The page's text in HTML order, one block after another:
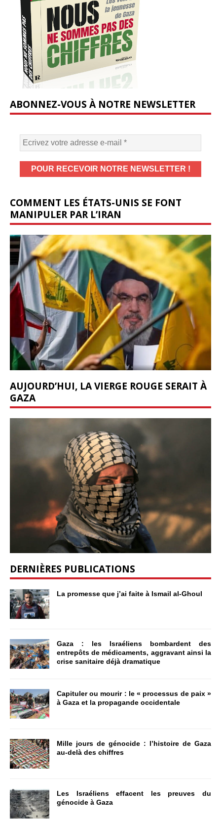
ABONNEZ-VOUS À NOTRE NEWSLETTER
COMMENT LES ÉTATS-UNIS SE FONT
MANIPULER PAR L’IRAN
AUJOURD’HUI, LA VIERGE ROUGE SERAIT À
GAZA
DERNIÈRES PUBLICATIONS
La promesse que j’ai faite à Ismail al-Ghoul
Gaza : les Israéliens bombardent des
entrepôts de médicaments, aggravant ainsi la
crise sanitaire déjà dramatique
Capituler ou mourir : le « processus de paix »
à Gaza et la propagande occidentale
Mille jours de génocide : l’histoire de Gaza
au-delà des chiffres
Les Israéliens effacent les preuves du
génocide à Gaza